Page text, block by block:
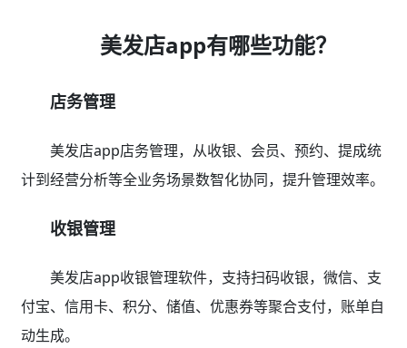
美发店app有哪些功能？
店务管理
美发店app店务管理，从收银、会员、预约、提成统
计到经营分析等全业务场景数智化协同，提升管理效率。
收银管理
美发店app收银管理软件，支持扫码收银，微信、支
付宝、信用卡、积分、储值、优惠券等聚合支付，账单自
动生成。